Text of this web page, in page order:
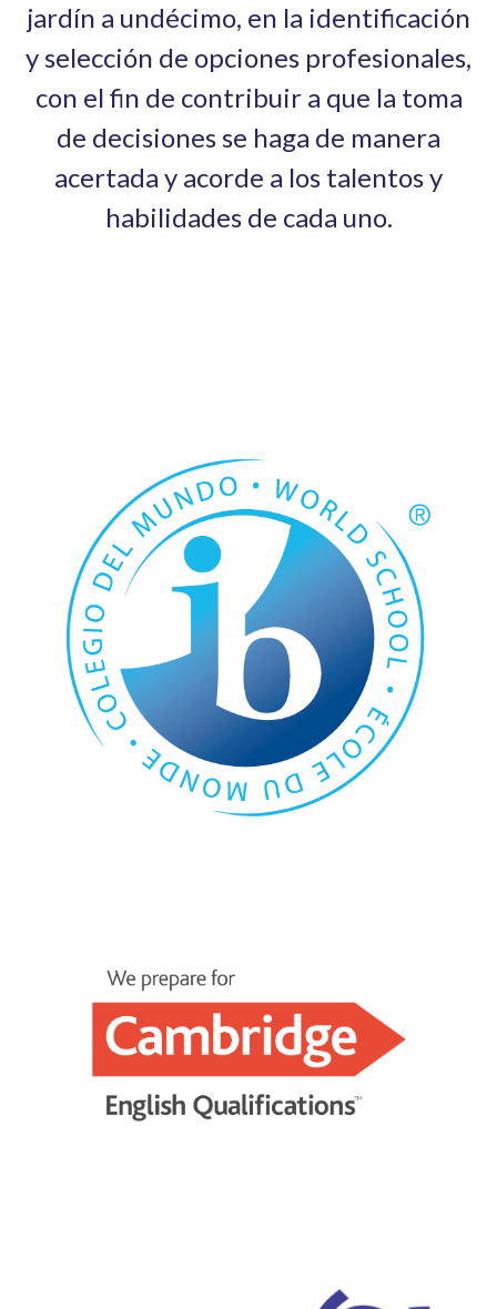
jardín a undécimo, en la identificación
y selección de opciones profesionales,
con el fin de contribuir a que la toma
de decisiones se haga de manera
acertada y acorde a los talentos y
habilidades de cada uno.